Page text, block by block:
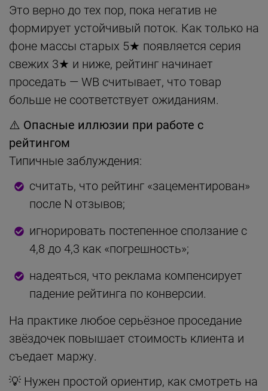
Это верно до тех пор, пока негатив не
формирует устойчивый поток. Как только на
фоне массы старых 5★ появляется серия
свежих 3★ и ниже, рейтинг начинает
проседать — WB считывает, что товар
больше не соответствует ожиданиям.
⚠️ Опасные иллюзии при работе с
рейтингом
Типичные заблуждения:
считать, что рейтинг «зацементирован»
после N отзывов;
игнорировать постепенное сползание с
4,8 до 4,3 как «погрешность»;
надеяться, что реклама компенсирует
падение рейтинга по конверсии.
На практике любое серьёзное проседание
звёздочек повышает стоимость клиента и
съедает маржу.
💡 Нужен простой ориентир, как смотреть на